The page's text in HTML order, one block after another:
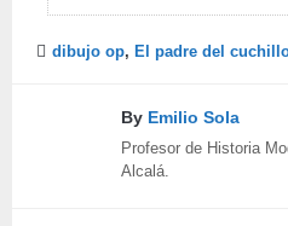
dibujo op, El padre del
By Emilio Sola
Profesor de Historia
Alcalá.